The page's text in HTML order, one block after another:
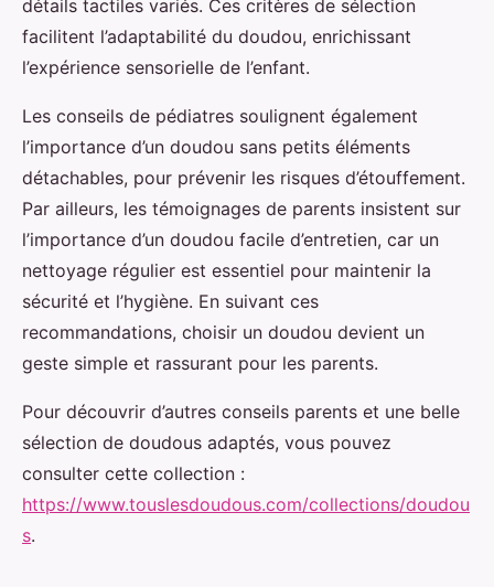
détails tactiles variés. Ces critères de sélection
facilitent l’adaptabilité du doudou, enrichissant
l’expérience sensorielle de l’enfant.
Les conseils de pédiatres soulignent également
l’importance d’un doudou sans petits éléments
détachables, pour prévenir les risques d’étouffement.
Par ailleurs, les témoignages de parents insistent sur
l’importance d’un doudou facile d’entretien, car un
nettoyage régulier est essentiel pour maintenir la
sécurité et l’hygiène. En suivant ces
recommandations, choisir un doudou devient un
geste simple et rassurant pour les parents.
Pour découvrir d’autres conseils parents et une belle
sélection de doudous adaptés, vous pouvez
consulter cette collection :
https://www.touslesdoudous.com/collections/doudou
s.